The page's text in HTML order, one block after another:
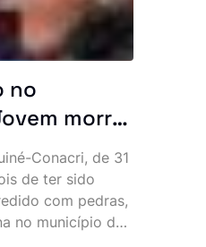
no
morre
e catana
policial
Conacri, de 31
de ter sido
com pedras,
no município do